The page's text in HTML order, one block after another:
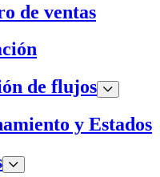
de ventas
de flujos
y Estados